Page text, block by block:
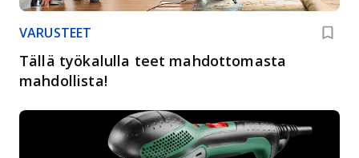
VARUSTEET
Tällä työkalulla teet mahdottomasta
mahdollista!